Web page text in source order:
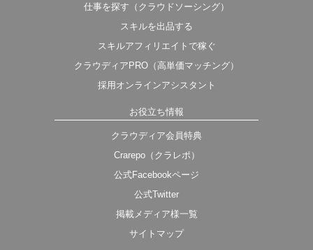
仕事を探す（クラウドソーシング）
スキルを出品する
スキルアフィリエイトで稼ぐ
クラウディアPRO（高単価マッチング）
採用オンラインアシスタント
お役立ち情報
クラウディア会員特典
Crarepo（クラレポ）
公式Facebookページ
公式Twitter
掲載メディア様一覧
サイトマップ